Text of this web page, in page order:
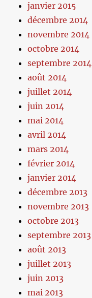
janvier 2015
décembre 2014
novembre 2014
octobre 2014
septembre 2014
août 2014
juillet 2014
juin 2014
mai 2014
avril 2014
mars 2014
février 2014
janvier 2014
décembre 2013
novembre 2013
octobre 2013
septembre 2013
août 2013
juillet 2013
juin 2013
mai 2013